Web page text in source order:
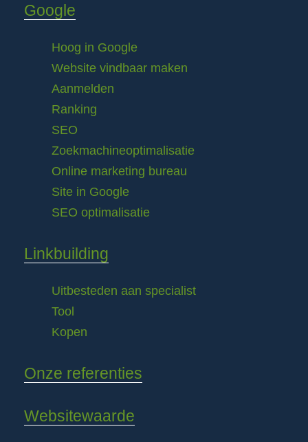
Google
Hoog in Google
Website vindbaar maken
Aanmelden
Ranking
SEO
Zoekmachineoptimalisatie
Online marketing bureau
Site in Google
SEO optimalisatie
Linkbuilding
Uitbesteden aan specialist
Tool
Kopen
Onze referenties
Websitewaarde